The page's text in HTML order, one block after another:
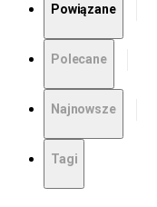
Powiązane
Polecane
Najnowsze
Tagi